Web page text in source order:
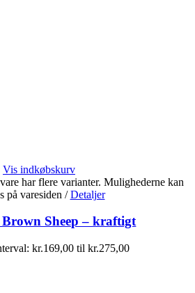
Vis indkøbskurv
har flere varianter. Mulighederne kan
på varesiden / Detaljer
Sheep – kraftigt
kr.169,00 til kr.275,00